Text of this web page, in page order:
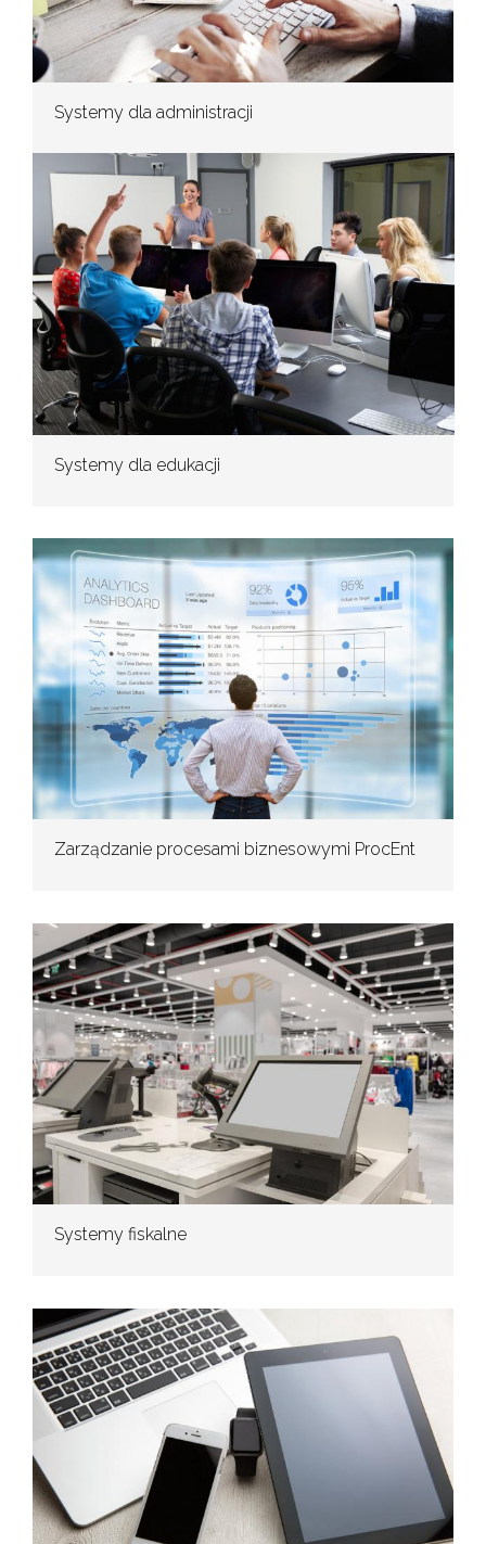
Systemy dla administracji
Systemy dla edukacji
Zarządzanie procesami biznesowymi ProcEnt
Systemy fiskalne